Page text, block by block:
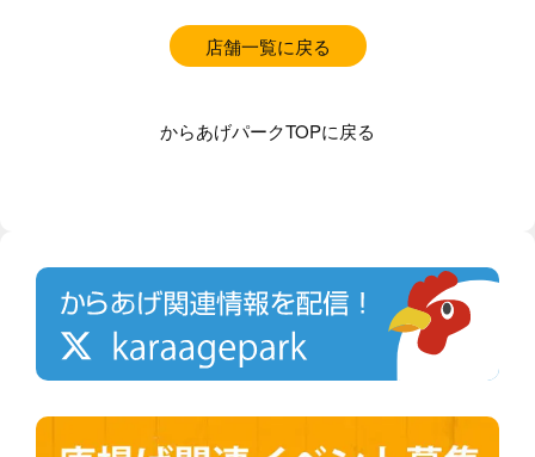
店舗一覧に戻る
からあげパークTOPに戻る